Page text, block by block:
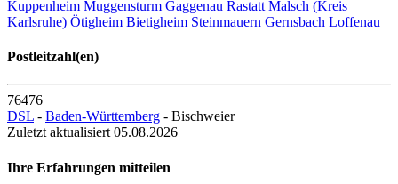
Kuppenheim Muggensturm Gaggenau Rastatt Malsch (Kreis
Karlsruhe) Ötigheim Bietigheim Steinmauern Gernsbach Loffenau
Postleitzahl(en)
76476
DSL - Baden-Württemberg - Bischweier
Zuletzt aktualisiert 05.08.2026
Ihre Erfahrungen mitteilen